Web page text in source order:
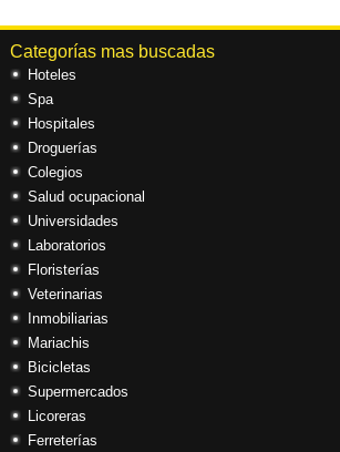
Categorías mas buscadas
Hoteles
Spa
Hospitales
Droguerías
Colegios
Salud ocupacional
Universidades
Laboratorios
Floristerías
Veterinarias
Inmobiliarias
Mariachis
Bicicletas
Supermercados
Licoreras
Ferreterías